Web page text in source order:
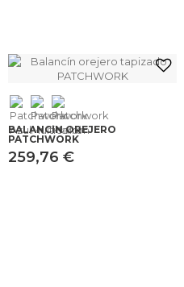
BALANCÍN OREJERO
PATCHWORK
259,76 €